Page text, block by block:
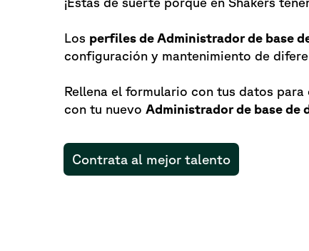
Los perfiles de Administrador de base
configuración y mantenimiento de
Rellena el formulario con tus datos
con tu nuevo Administrador de base de
Contrata al mejor talento